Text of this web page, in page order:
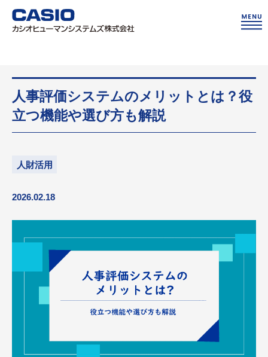
人事評価システムのメリットとは？役
立つ機能や選び方も解説
人財活用
2026.02.18